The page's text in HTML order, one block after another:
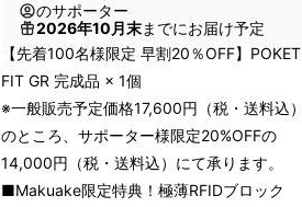
のサポーター
2026年10月末までにお届け予定
【先着100名様限定 早割20％OFF】POKET
FIT GR 完成品 × 1個
※一般販売予定価格17,600円（税・送料込）
のところ、サポーター様限定20%OFFの
14,000円（税・送料込）にて承ります。
■Makuake限定特典！極薄RFIDブロック